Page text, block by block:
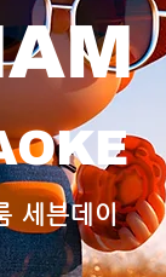
세븐데이